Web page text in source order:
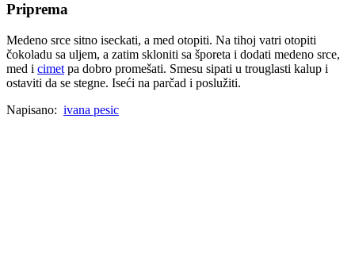
Priprema
Medeno srce sitno iseckati, a med otopiti. Na tihoj vatri otopiti
čokoladu sa uljem, a zatim skloniti sa šporeta i dodati medeno srce,
med i cimet pa dobro promešati. Smesu sipati u trouglasti kalup i
ostaviti da se stegne. Iseći na parčad i poslužiti.
Napisano: ivana pesic